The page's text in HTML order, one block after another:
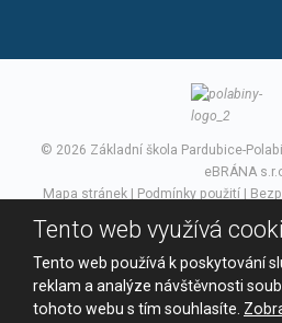
© 2026 Základní škola Pardubice-
eBRÁNA
Mapa stránek
Podmínky použití
Tento web využívá
Tento web používá k poskytování
reklam a analýze návštěvnosti
tohoto webu s tím souhlasíte.